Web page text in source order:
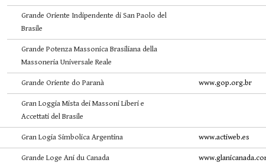
Grande Oriente Indipendente di San Paolo del
Brasile
Grande Potenza Massonica Brasiliana della
Massoneria Universale Reale
Grande Oriente do Paranà www.gop.org.br
Gran Loggia Mista dei Massoni Liberi e
Accettati del Brasile
Gran Logia Simbolica Argentina www.actiweb.es
Grande Loge Ani du Canada